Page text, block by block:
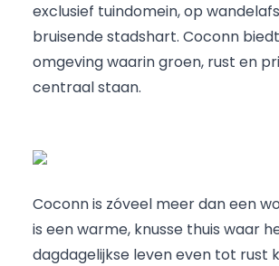
exclusief tuindomein, op
bruisende stadshart. Coconn
omgeving waarin groen, rust en
centraal staan.
Coconn is zóveel meer dan een
is een warme, knusse thuis waar
dagdagelijkse leven even tot rust